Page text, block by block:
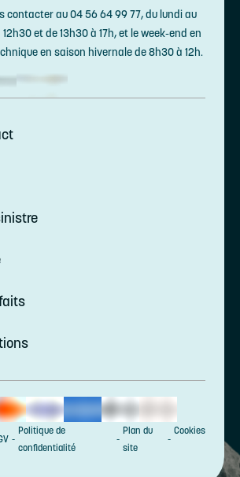
contacter au 04 56 64 99 77, du lundi au
et de 13h30 à 17h, et le week-end en
en saison hivernale de 8h30 à 12h.
Politique de
confidentialité
Plan du
site
Cookies